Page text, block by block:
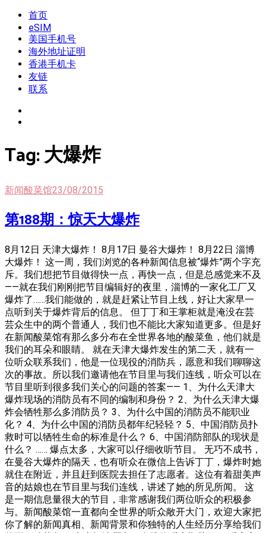
Skip
content
我是王掌柜
新闻酸菜馆|极客电台|自媒体联盟
首页
eSIM
美国手机号
海外地址证明
香港手机卡
友链
联系
Tag:大爆炸
新闻酸菜馆23/08/2015
第188期：惊天大爆炸
8月12日 天津大爆炸！ 8月17日 曼谷大爆炸！ 8月22日 淄博
大爆炸！ 这一周，我们浏览的各种新闻信息被“爆炸”两个字充
斥。我们想把节目做得快一点，再快一点，但是总感觉来不及
——就在我们刚刚把节目编辑好的夜里，淄博的一家化工厂又
爆炸了……我们能做的，就是赶紧让节目上线，好让大家早一
点听到关于爆炸背后的信息。 但丁丁和王掌柜就是淹没在芸
芸众生中的两个普通人，我们也不能比大家知道更多。但是好
在新闻酸菜馆有那么多分布在全世界各地的酸菜鱼，他们就是
我们的耳朵和眼睛。 就在天津大爆炸发生的第二天，就有一
位听众联系我们，他是一位现役的消防兵，愿意和我们聊聊这
次的事故。所以我们邀请他在节目里与我们连线，听众可以在
节目里听到很多我们关心的问题的答案—— 1、为什么天津大
爆炸现场的消防员有不同的编制和身份？ 2、为什么天津大爆
炸会牺牲那么多消防员？ 3、为什么中国的消防员不能职业
化？ 4、为什么中国的消防员都年纪轻轻？ 5、中国消防员扑
救时可以牺牲生命的标准是什么？ 6、中国消防部队的现状是
什么？ …… 爆点太多，大家可以仔细收听节目。 无巧不成书，
在曼谷大爆炸的隔天，也有听众在微信上告诉丁丁，爆炸时她
就住在附近，并且赶到医院去担任了志愿者。这位有着甜美声
音的姑娘也在节目里与我们连线，讲述了她的所见所闻。 这
是一期信息量很大的节目，非常感谢我们两位听众的积极参
与。新闻酸菜馆一直都向全世界的听众敞开大门，欢迎大家把
你了解的新闻真相、新闻背景和你独特的人生经历分享给我们